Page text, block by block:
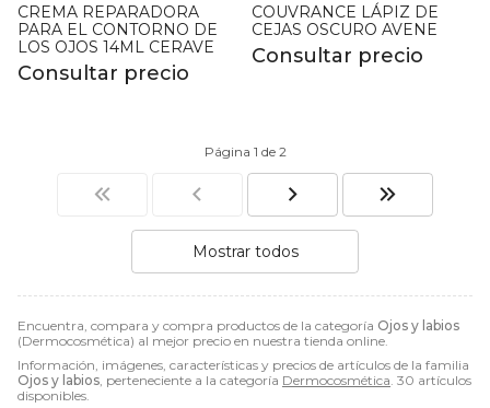
Encuentra, compara y compra productos de la categoría Ojos y labios
(Dermocosmética) al mejor precio en nuestra tienda online.
Información, imágenes, características y precios de artículos de la familia
Ojos y labios , perteneciente a la categoría Dermocosmética . 30 artículos
disponibles.
CREMA REPARADORA
PARA EL CONTORNO DE
LOS OJOS 14ML CERAVE
Consultar precio
COUVRANCE LÁPIZ DE
CEJAS OSCURO AVENE
Consultar precio
Página 1 de 2
Mostrar todos